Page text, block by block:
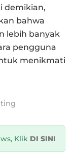
demikian,
bahwa
lebih banyak
pengguna
menikmati
Klik DI SINI